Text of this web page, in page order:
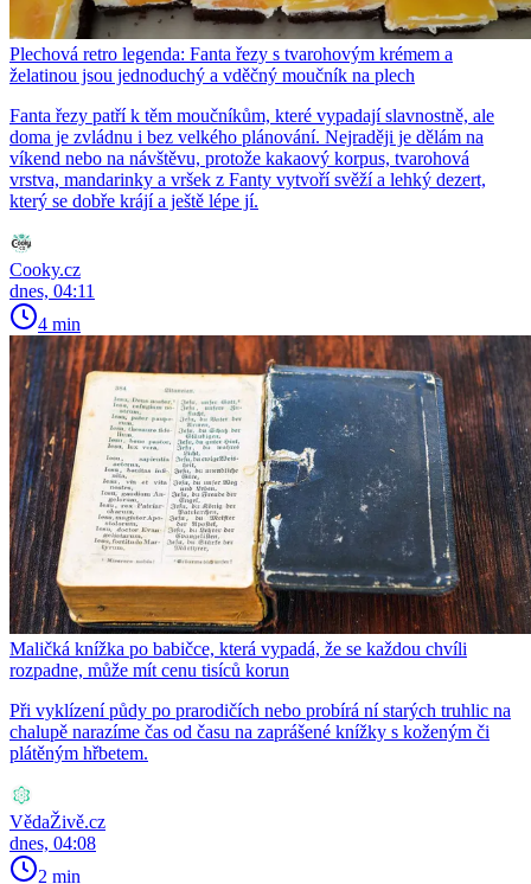
Plechová retro legenda: Fanta řezy s tvarohovým krémem a
želatinou jsou jednoduchý a vděčný moučník na plech
Fanta řezy patří k těm moučníkům, které vypadají slavnostně, ale
doma je zvládnu i bez velkého plánování. Nejraději je dělám na
víkend nebo na návštěvu, protože kakaový korpus, tvarohová
vrstva, mandarinky a vršek z Fanty vytvoří svěží a lehký dezert,
který se dobře krájí a ještě lépe jí.
Cooky.cz
dnes, 04:11
4 min
Maličká knížka po babičce, která vypadá, že se každou chvíli
rozpadne, může mít cenu tisíců korun
Při vyklízení půdy po prarodičích nebo probírá ní starých truhlic na
chalupě narazíme čas od času na zaprášené knížky s koženým či
plátěným hřbetem.
VědaŽivě.cz
dnes, 04:08
2 min